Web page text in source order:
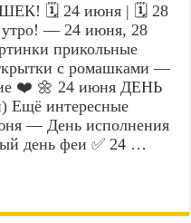
🗓️ 24 июня | 🗓️ 28
утро! — 24 июня, 28
прикольные
с ромашками —
❤️ 🌼 24 июня ДЕНЬ
интересные
— День исполнения
день феи ✅ 24 …